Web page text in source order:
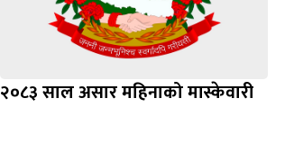
२०८३ साल असार महिनाको मास्केवारी